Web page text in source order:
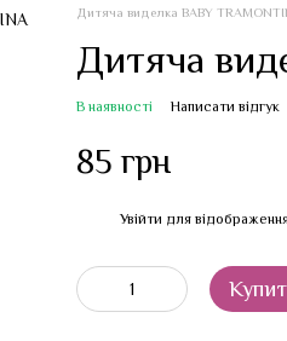
Дитяча виделка BABY
Дитяча
В наявності Написати відгук
85 грн
Увійти для